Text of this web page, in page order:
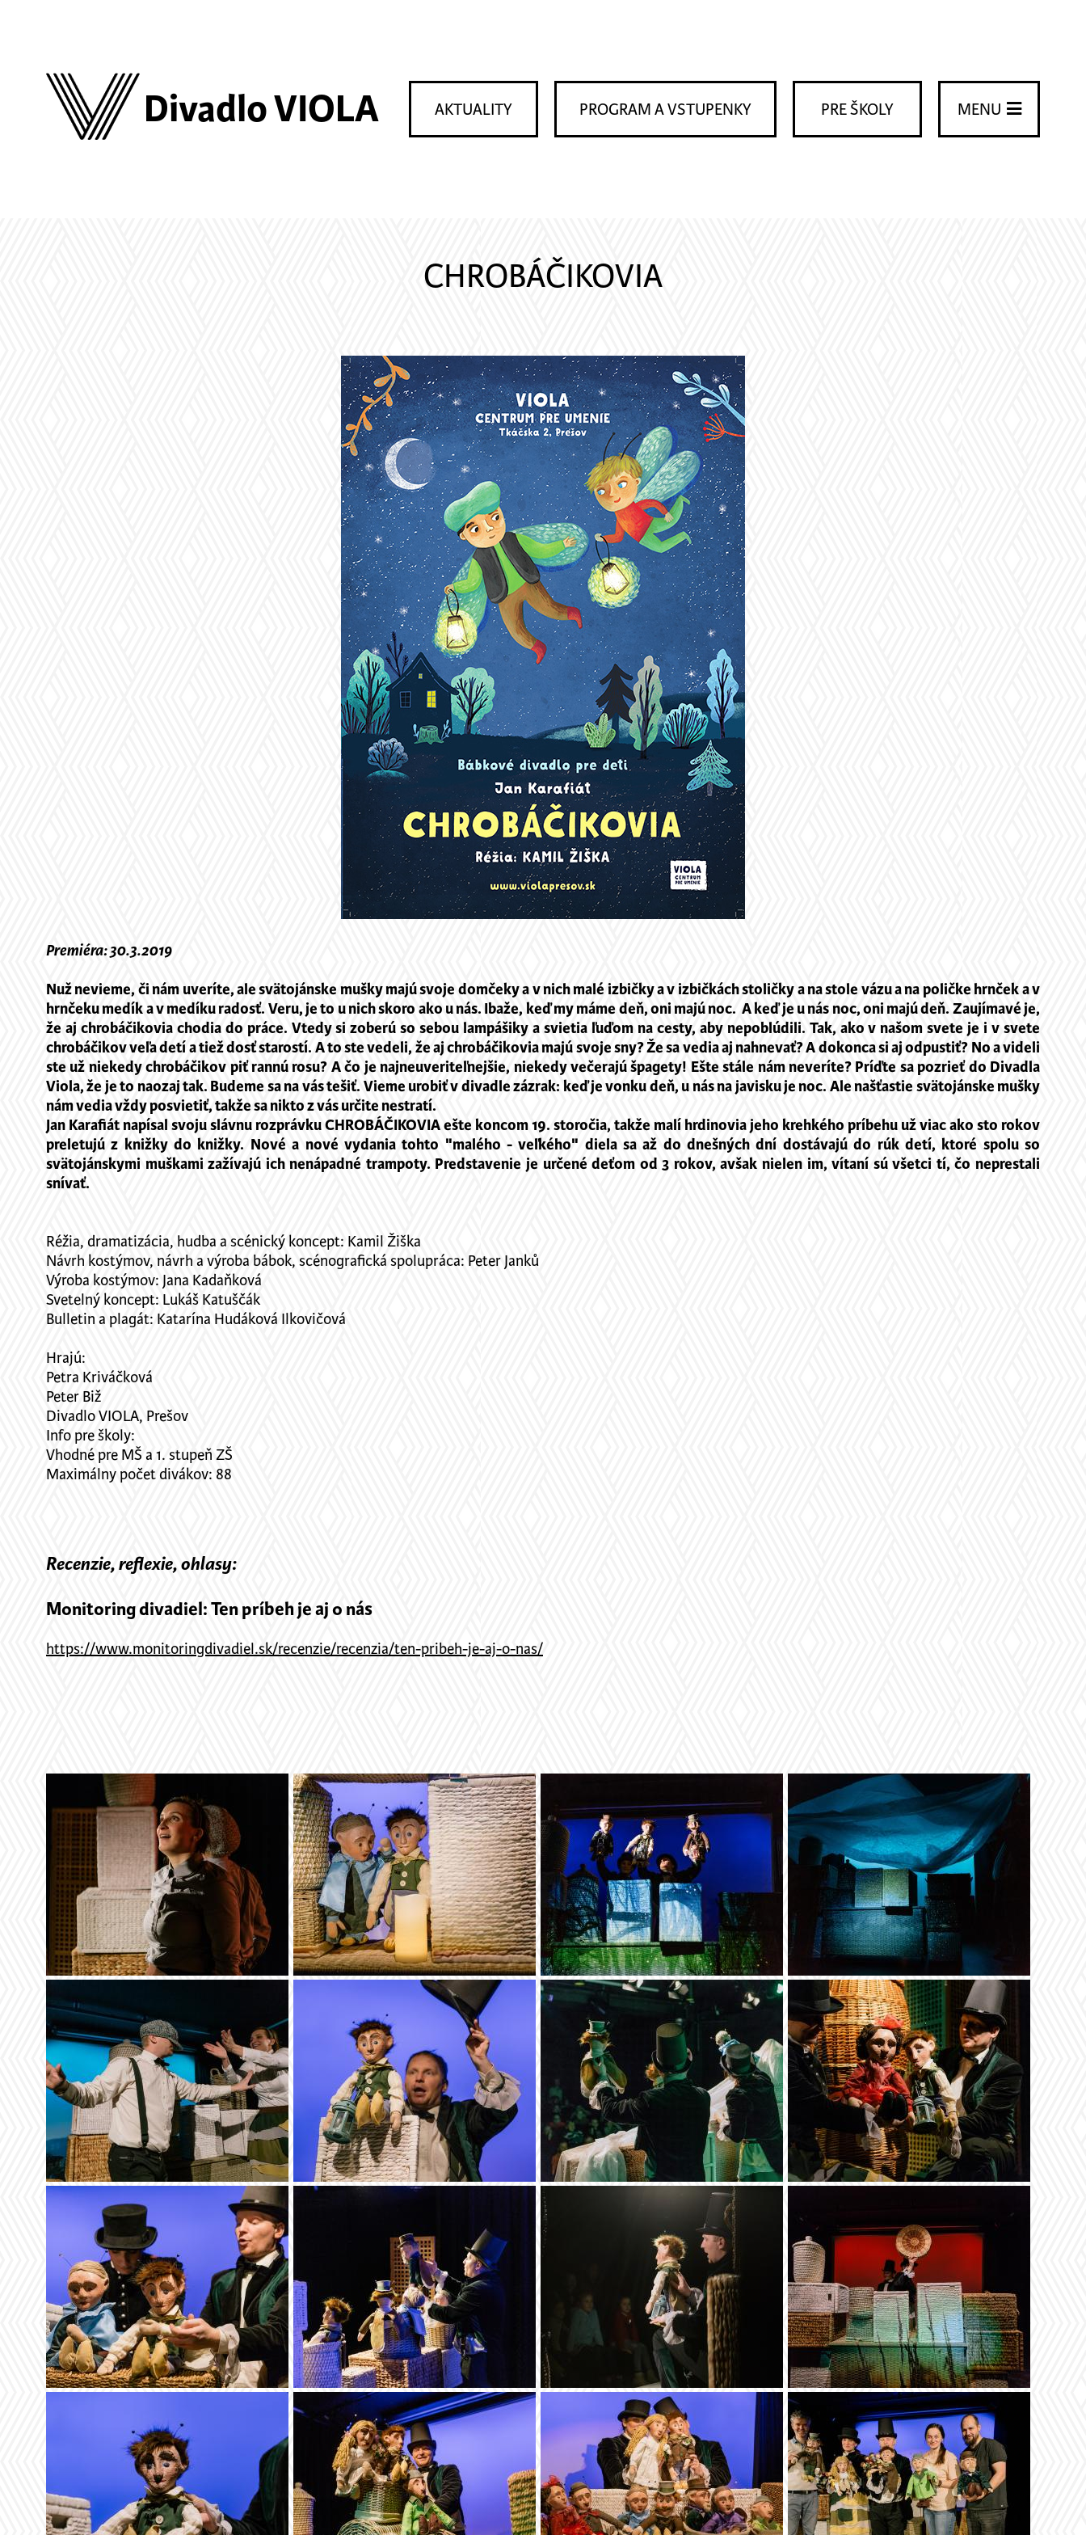
Divadlo VIOLA MENU
PRE ŠKOLY
PROGRAM A VSTUPENKY
AKTUALITY
CHROBÁČIKOVIA
Premiéra: 30.3.2019
Nuž nevieme, či nám uveríte, ale svätojánske mušky majú svoje domčeky a v nich malé izbičky a v izbičkách stoličky a na stole vázu a na poličke hrnček a v
hrnčeku medík a v medíku radosť. Veru, je to u nich skoro ako u nás. Ibaže, keď my máme deň, oni majú noc. A keď je u nás noc, oni majú deň. Zaujímavé je,
že aj chrobáčikovia chodia do práce. Vtedy si zoberú so sebou lampášiky a svietia ľuďom na cesty, aby nepoblúdili. Tak, ako v našom svete je i v svete
chrobáčikov veľa detí a tiež dosť starostí. A to ste vedeli, že aj chrobáčikovia majú svoje sny? Že sa vedia aj nahnevať? A dokonca si aj odpustiť? No a videli
ste už niekedy chrobáčikov piť rannú rosu? A čo je najneuveriteľnejšie, niekedy večerajú špagety! Ešte stále nám neveríte? Príďte sa pozrieť do Divadla
Viola, že je to naozaj tak. Budeme sa na vás tešiť. Vieme urobiť v divadle zázrak: keď je vonku deň, u nás na javisku je noc. Ale našťastie svätojánske mušky
nám vedia vždy posvietiť, takže sa nikto z vás určite nestratí.
Jan Karafiát napísal svoju slávnu rozprávku CHROBÁČIKOVIA ešte koncom 19. storočia, takže malí hrdinovia jeho krehkého príbehu už viac ako sto rokov
preletujú z knižky do knižky. Nové a nové vydania tohto "malého - veľkého" diela sa až do dnešných dní dostávajú do rúk detí, ktoré spolu so
svätojánskymi muškami zažívajú ich nenápadné trampoty. Predstavenie je určené deťom od 3 rokov, avšak nielen im, vítaní sú všetci tí, čo neprestali
snívať.
Réžia, dramatizácia, hudba a scénický koncept: Kamil Žiška
Návrh kostýmov, návrh a výroba bábok, scénografická spolupráca: Peter Janků
Výroba kostýmov: Jana Kadaňková
Svetelný koncept: Lukáš Katuščák
Bulletin a plagát: Katarína Hudáková Ilkovičová
Hrajú:
Petra Kriváčková
Peter Biž
Divadlo VIOLA, Prešov
Info pre školy:
Vhodné pre MŠ a 1. stupeň ZŠ
Maximálny počet divákov: 88
Recenzie, reflexie, ohlasy:
Monitoring divadiel: Ten príbeh je aj o nás
https://www.monitoringdivadiel.sk/recenzie/recenzia/ten-pribeh-je-aj-o-nas/